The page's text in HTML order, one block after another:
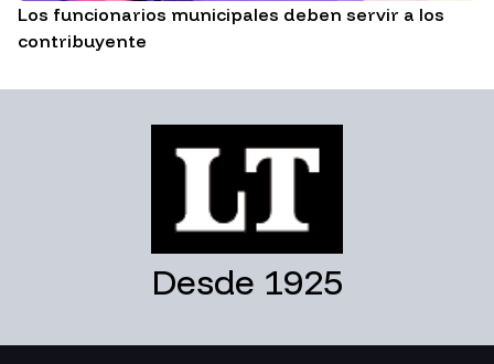
Los funcionarios municipales deben servir a los
contribuyente
Desde 1925